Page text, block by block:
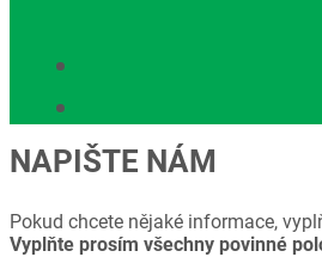
NAPIŠTE NÁM
Pokud chcete nějaké informace,
Vyplňte prosím všechny povinné